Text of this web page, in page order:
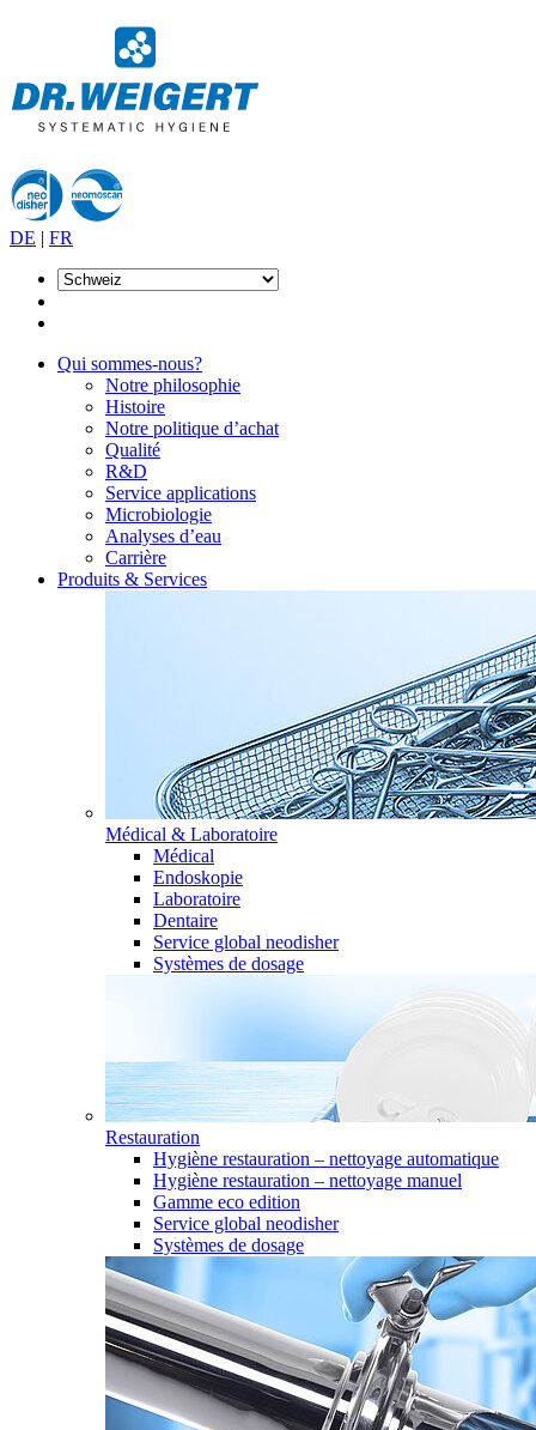
DE | FR
Qui sommes-nous?
Notre philosophie
Histoire
Notre politique d’achat
Qualité
R&D
Service applications
Microbiologie
Analyses d’eau
Carrière
Produits & Services
Médical & Laboratoire
Médical
Endoskopie
Laboratoire
Dentaire
Service global neodisher
Systèmes de dosage
Restauration
Hygiène restauration – nettoyage automatique
Hygiène restauration – nettoyage manuel
Gamme eco edition
Service global neodisher
Systèmes de dosage